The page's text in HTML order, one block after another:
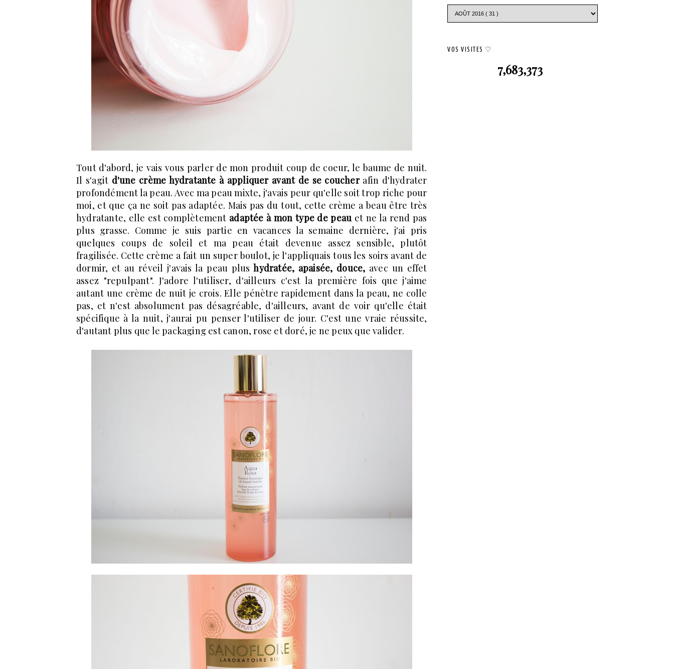
Tout d'abord, je vais vous parler de mon produit coup de coeur, le baume de nuit.
Il s'agit d'une crème hydratante à appliquer avant de se coucherafin d'hydrater
profondément la peau. Avec ma peau mixte, j'avais peur qu'elle soit trop riche pour
moi, et que ça ne soit pas adaptée. Mais pas du tout, cette crème a beau être très
hydratante, elle est complètement adaptée à mon type de peauet ne la rend pas
plus grasse. Comme je suis partie en vacances la semaine dernière, j'ai pris
quelques coups de soleil et ma peau était devenue assez sensible, plutôt
fragilisée. Cette crème a fait un super boulot, je l'appliquais tous les soirs avant de
dormir, et au réveil j'avais la peau plus hydratée, apaisée, douce, avec un effet
assez "repulpant". J'adore l'utiliser, d'ailleurs c'est la première fois que j'aime
autant une crème de nuit je crois. Elle pénètre rapidement dans la peau, ne colle
pas, et n'est absolument pas désagréable, d'ailleurs, avant de voir qu'elle était
spécifique à la nuit, j'aurai pu penser l'utiliser de jour. C'est une vraie réussite,
d'autant plus que le packaging est canon, rose et doré, je ne peux que valider.
VOS VISITES ♡
7,683,373